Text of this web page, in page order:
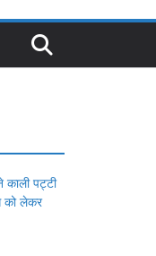
काली पट्टी
को लेकर